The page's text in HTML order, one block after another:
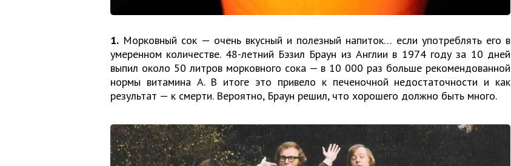
1. Морковный сок — очень вкусный и полезный напиток… если употреблять его в
умеренном количестве. 48-летний Бэзил Браун из Англии в 1974 году за 10 дней
выпил около 50 литров морковного сока — в 10 000 раз больше рекомендованной
нормы витамина А. В итоге это привело к печеночной недостаточности и как
результат — к смерти. Вероятно, Браун решил, что хорошего должно быть много.